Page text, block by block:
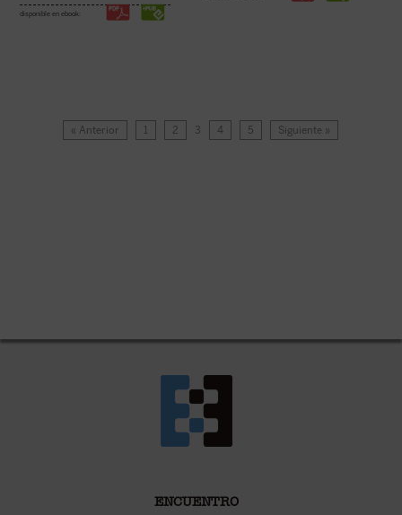
disponible en ebook:
« Anterior 1 2 3 4 5 Siguiente »
ENCUENTRO